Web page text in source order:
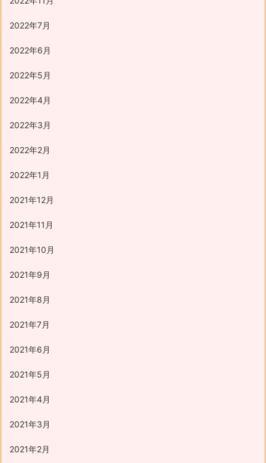
2022年7月
2022年6月
2022年5月
2022年4月
2022年3月
2022年2月
2022年1月
2021年12月
2021年11月
2021年10月
2021年9月
2021年8月
2021年7月
2021年6月
2021年5月
2021年4月
2021年3月
2021年2月